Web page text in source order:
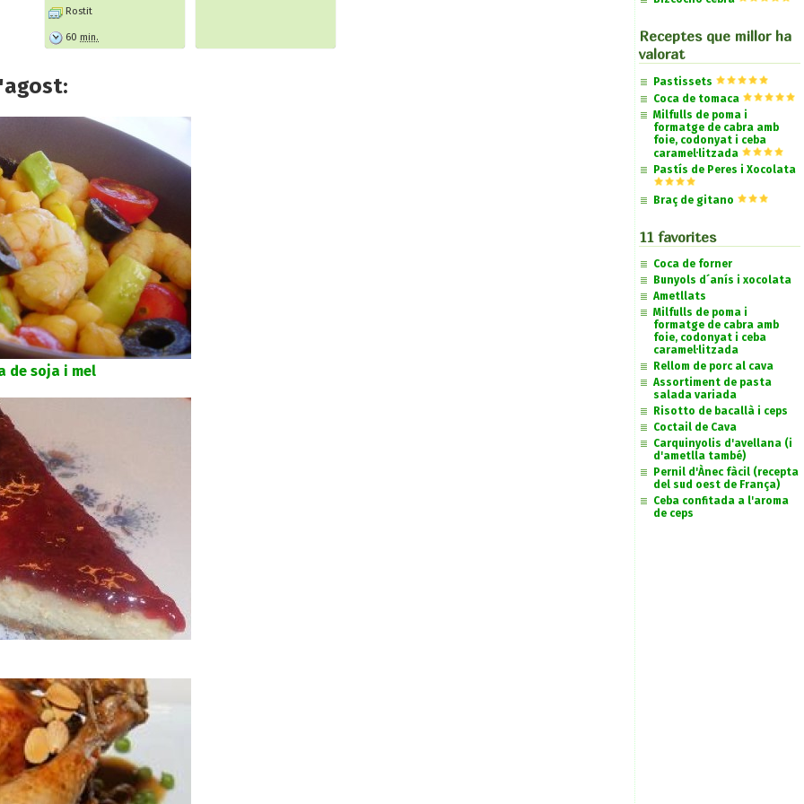
Rostit
60 min.
de soja i mel
Receptes que millor ha
valorat
Pastissets
Coca de tomaca
Milfulls de poma i
formatge de cabra amb
foie, codonyat i ceba
caramel·litzada
Pastís de Peres i Xocolata
Braç de gitano
11 favorites
Coca de forner
Bunyols d´anís i xocolata
Ametllats
Milfulls de poma i
formatge de cabra amb
foie, codonyat i ceba
caramel·litzada
Rellom de porc al cava
Assortiment de pasta
salada variada
Risotto de bacallà i ceps
Coctail de Cava
Carquinyolis d'avellana (i
d'ametlla també)
Pernil d'Ànec fàcil (recepta
del sud oest de França)
Ceba confitada a l'aroma
de ceps